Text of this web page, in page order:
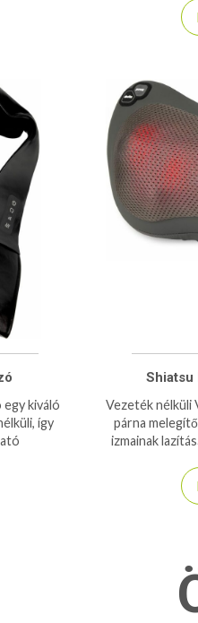
kiváló
így
Shiatsu
Vezeték nélküli
párna
izmainak